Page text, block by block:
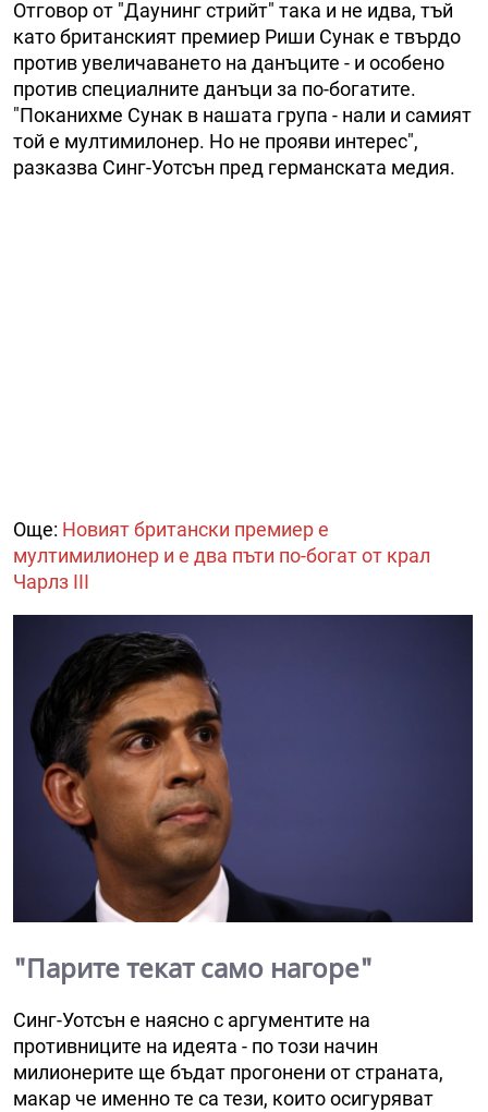
Отговор от "Даунинг стрийт" така и не идва, тъй
като британският премиер Риши Сунак е твърдо
против увеличаването на данъците - и особено
против специалните данъци за по-богатите.
"Поканихме Сунак в нашата група - нали и самият
той е мултимилонер. Но не прояви интерес",
разказва Синг-Уотсън пред германската медия.
Още: Новият британски премиер е
мултимилионер и е два пъти по-богат от крал
Чарлз III
"Парите текат само нагоре"
Синг-Уотсън е наясно с аргументите на
противниците на идеята - по този начин
милионерите ще бъдат прогонени от страната,
макар че именно те са тези, които осигуряват